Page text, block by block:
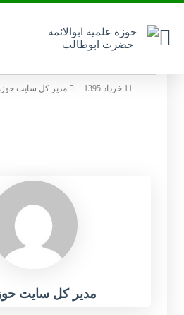
مدیر کل سایت
مدیر کل سایت